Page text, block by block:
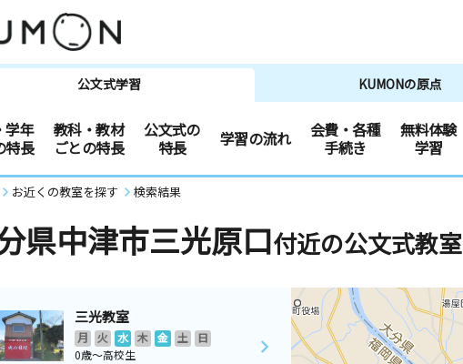
公文式学習 KUMONの原点
学年
特長
教科・教材
ごとの特長
公文式の
特長
学習の流れ
会費・各種
手続き
無料体験
学習
お近くの教室を探す 検索結果
県中津市三光原口付近の公文式教室
三光教室
月 火 水 木 金 土
日
0歳～高校生